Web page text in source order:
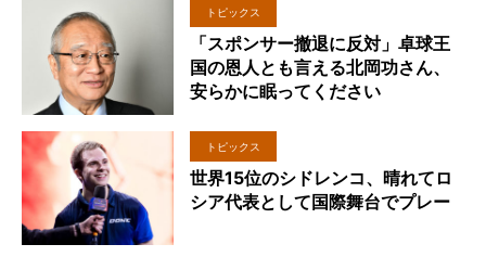
トピックス
「スポンサー撤退に反対」卓球王
国の恩人とも言える北岡功さん、
安らかに眠ってください
トピックス
世界15位のシドレンコ、晴れてロ
シア代表として国際舞台でプレー